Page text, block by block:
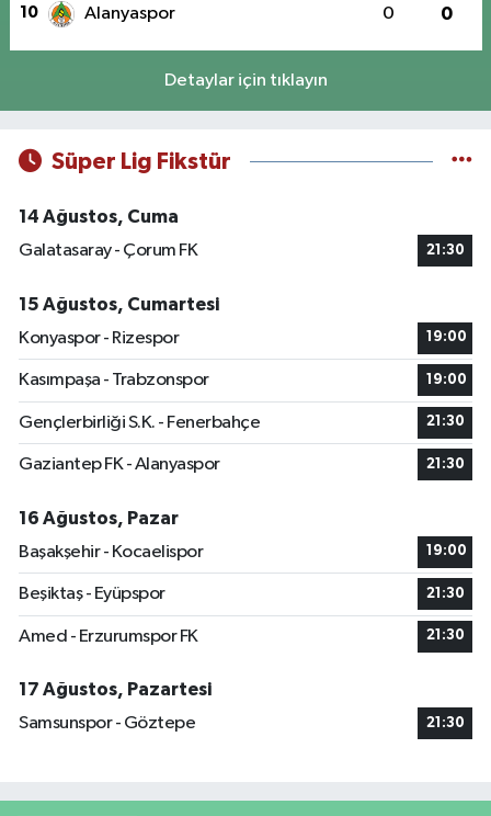
10 Alanyaspor 0 0
Detaylar için tıklayın
Süper Lig Fikstür
14 Ağustos, Cuma
Galatasaray - Çorum FK
21:30
15 Ağustos, Cumartesi
Konyaspor - Rizespor
19:00
Kasımpaşa - Trabzonspor 19:00
Gençlerbirliği S.K. - Fenerbahçe 21:30
Gaziantep FK - Alanyaspor 21:30
16 Ağustos, Pazar
Başakşehir - Kocaelispor
19:00
Beşiktaş - Eyüpspor 21:30
Amed - Erzurumspor FK 21:30
17 Ağustos, Pazartesi
Samsunspor - Göztepe
21:30